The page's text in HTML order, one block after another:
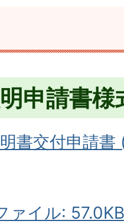
申請書様
書交付申請書
ァイル: